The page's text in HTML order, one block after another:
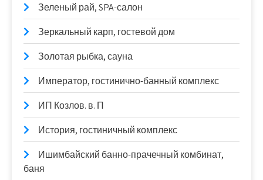
Зеленый рай, SPA-салон
Зеркальный карп, гостевой дом
Золотая рыбка, сауна
Император, гостинично-банный комплекс
ИП Козлов. в. П
История, гостиничный комплекс
Ишимбайский банно-прачечный комбинат,
баня